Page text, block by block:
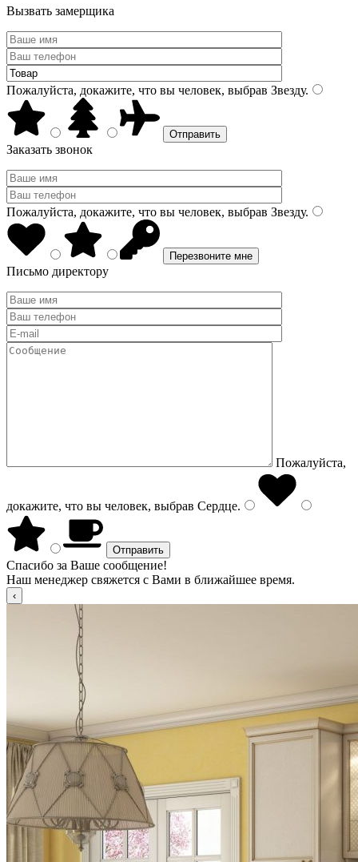
Вызвать замерщика
Пожалуйста, докажите, что вы человек, выбрав Звезду.
Заказать звонок
Пожалуйста, докажите, что вы человек, выбрав Звезду.
Письмо директору
Пожалуйста,
докажите, что вы человек, выбрав Сердце.
Спасибо за Ваше сообщение!
Наш менеджер свяжется с Вами в ближайшее время.